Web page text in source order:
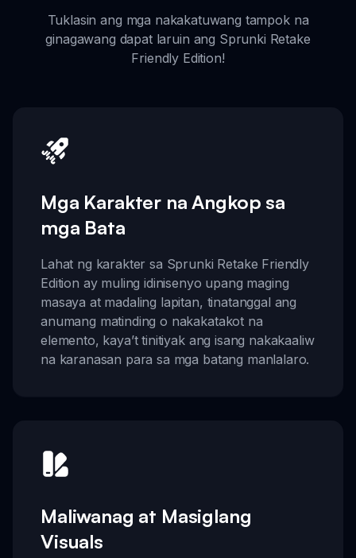
Tuklasin ang mga nakakatuwang tampok na
ginagawang dapat laruin ang Sprunki Retake
Friendly Edition!
Mga Karakter na Angkop sa
mga Bata
Lahat ng karakter sa Sprunki Retake Friendly
Edition ay muling idinisenyo upang maging
masaya at madaling lapitan, tinatanggal ang
anumang matinding o nakakatakot na
elemento, kaya’t tinitiyak ang isang nakakaaliw
na karanasan para sa mga batang manlalaro.
Maliwanag at Masiglang
Visuals